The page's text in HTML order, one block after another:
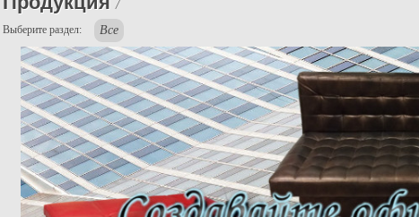
/
Выберите раздел: Все